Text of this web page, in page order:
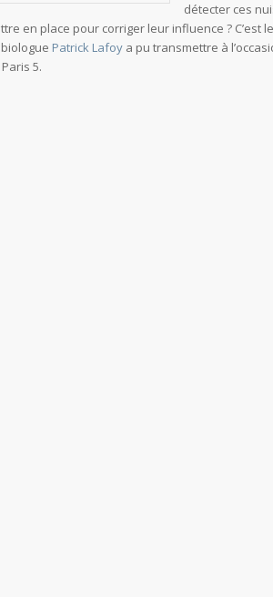
détecter ces
en place pour corriger leur influence ? C’est
Patrick Lafoy a pu transmettre à
5.